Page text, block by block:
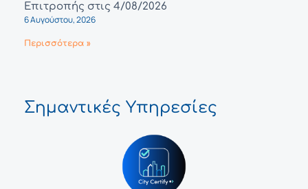
Επιτροπής στις 4/08/2026
6 Αυγούστου, 2026
Περισσότερα »
Σημαντικές Υπηρεσίες